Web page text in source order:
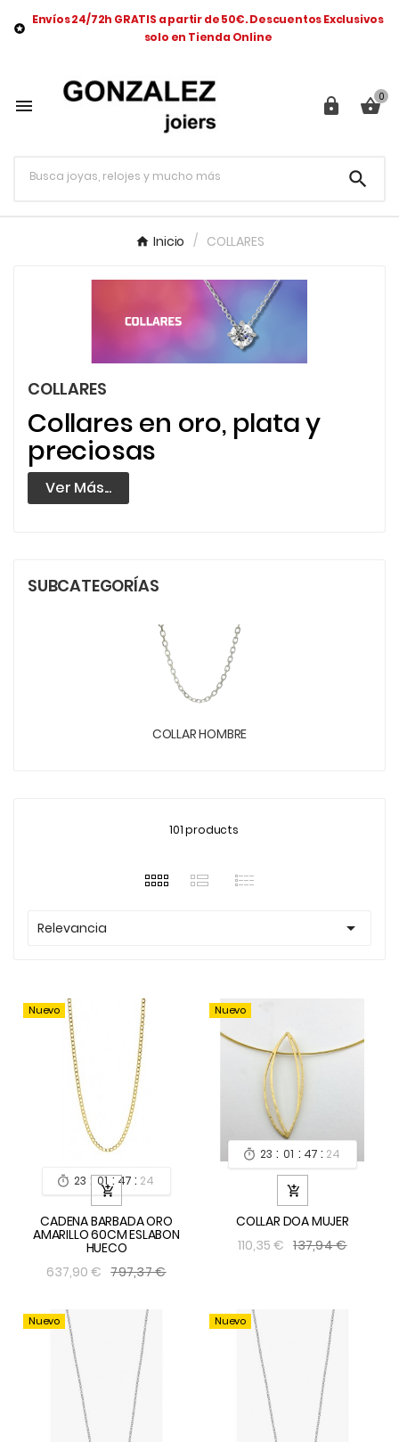

Envíos 24/72h GRATIS a partir de 50€. Descuentos Exclusivos
solo en Tienda Online
  0

Inicio COLLARES
COLLARES
Collares en oro, plata y
preciosas
Ver Más...
SUBCATEGORÍAS
COLLAR HOMBRE
101 products
Relevancia 
Nuevo
 23 : 01 :47 : 24

CADENA BARBADA ORO
AMARILLO 60CM ESLABON
HUECO
637,90 € 797,37 €
Nuevo
 23 : 01 : 47 : 24

COLLAR DOA MUJER
110,35 € 137,94 €
Nuevo Nuevo